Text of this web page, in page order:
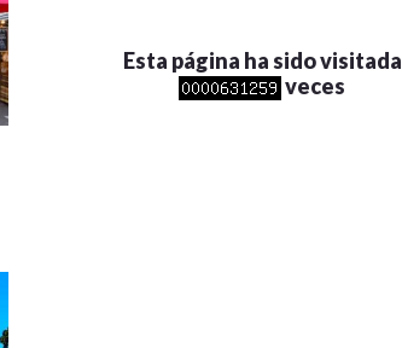
Esta página ha sido visitada
veces